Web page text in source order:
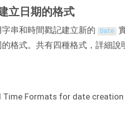
立日期的格式
串和時間戳記建立新的 Date
格式。共有四種格式，詳細說